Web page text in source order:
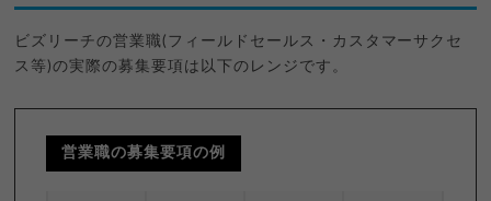
ビズリーチの営業職(フィールドセールス・カスタマーサクセ
ス等)の実際の募集要項は以下のレンジです。
営業職の募集要項の例